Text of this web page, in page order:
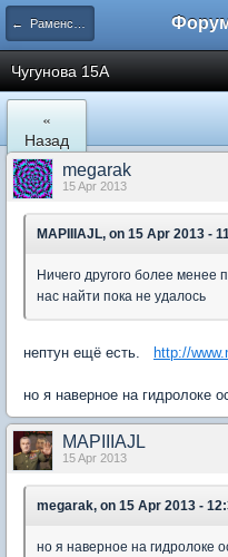
← Раменское
Чугунова 15А
«
Назад
megarak
15 Apr 2013
MAPIIIAJL, on 15 Apr 2013 -
Ничего другого более менее
нас найти пока не удалось
нептун ещё есть. http://
но я наверное на гидролоке
MAPIIIAJL
15 Apr 2013
megarak, on 15 Apr 2013 -
но я наверное на гидролоке